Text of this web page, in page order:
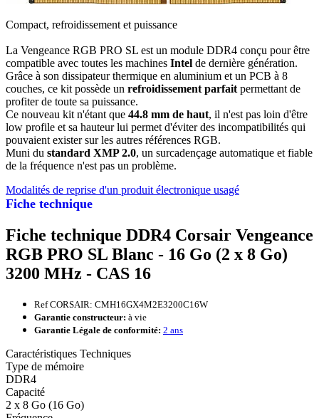
Fiche technique
Compact, refroidissement et puissance
La Vengeance RGB PRO SL est un module DDR4 conçu pour être
compatible avec toutes les machines Intel de dernière génération.
Grâce à son dissipateur thermique en aluminium et un PCB à 8
couches, ce kit possède un refroidissement parfait permettant de
profiter de toute sa puissance.
Ce nouveau kit n'étant que 44.8 mm de haut, il n'est pas loin d'être
low profile et sa hauteur lui permet d'éviter des incompatibilités qui
pouvaient exister sur les autres références RGB.
Muni du standard XMP 2.0, un surcadençage automatique et fiable
de la fréquence n'est pas un problème.
Modalités de reprise d'un produit électronique usagé
Fiche technique DDR4 Corsair Vengeance
RGB PRO SL Blanc - 16 Go (2 x 8 Go)
3200 MHz - CAS 16
Ref CORSAIR: CMH16GX4M2E3200C16W
Garantie constructeur: à vie
Garantie Légale de conformité: 2 ans
Caractéristiques Techniques
Type de mémoire
DDR4
Capacité
2 x 8 Go (16 Go)